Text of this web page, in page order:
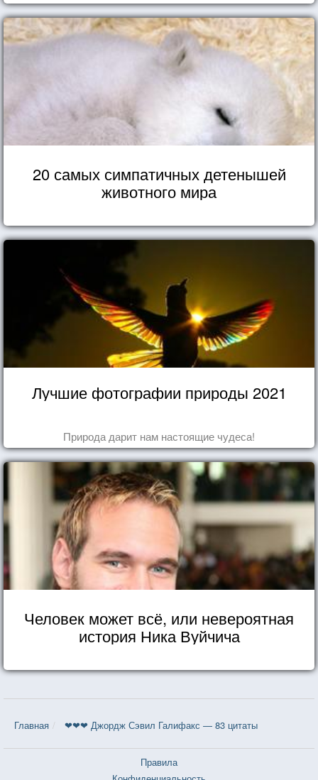
20 самых симпатичных детенышей
животного мира
Лучшие фотографии природы 2021
Природа дарит нам настоящие чудеса!
Человек может всё, или невероятная
история Ника Вуйчича
Главная ❤❤❤ Джордж Сэвил Галифакс — 83 цитаты
Правила